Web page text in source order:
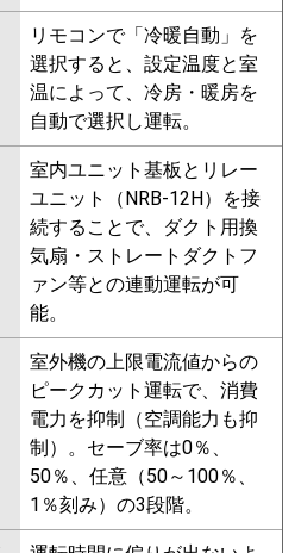
リモコンで「冷暖自動」を
選択すると、設定温度と室
温によって、冷房・暖房を
自動で選択し運転。
室内ユニット基板とリレー
ユニット（NRB-12H）を接
続することで、ダクト用換
気扇・ストレートダクトフ
ァン等との連動運転が可
能。
室外機の上限電流値からの
ピークカット運転で、消費
電力を抑制（空調能力も抑
制）。セーブ率は0％、
50％、任意（50～100％、
1％刻み）の3段階。